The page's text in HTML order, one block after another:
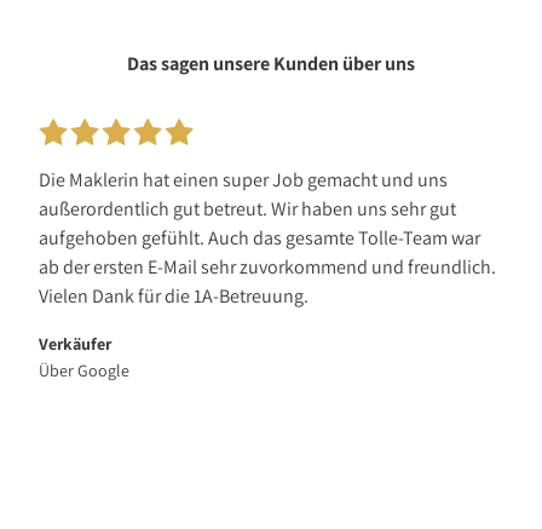
Das sagen unsere Kunden über uns
Die Maklerin hat einen super Job gemacht und uns
außerordentlich gut betreut. Wir haben uns sehr gut
aufgehoben gefühlt. Auch das gesamte Tolle-Team war
ab der ersten E-Mail sehr zuvorkommend und freundlich.
Vielen Dank für die 1A-Betreuung.
Verkäufer
Über Google